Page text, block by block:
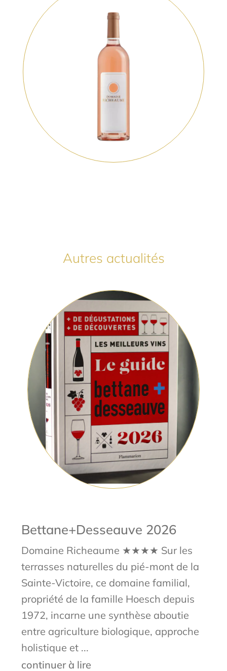
Autres actualités
Bettane+Desseauve 2026
Domaine Richeaume ★★★★ Sur les
terrasses naturelles du pié-mont de la
Sainte-Victoire, ce domaine familial,
propriété de la famille Hoesch depuis
1972, incarne une synthèse aboutie
entre agriculture biologique, approche
holistique et ...
continuer à lire